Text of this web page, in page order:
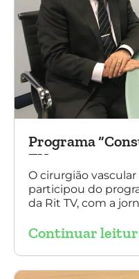
Programa
TV
O cirurgião
participou do
da Rit TV, com a
Continuar